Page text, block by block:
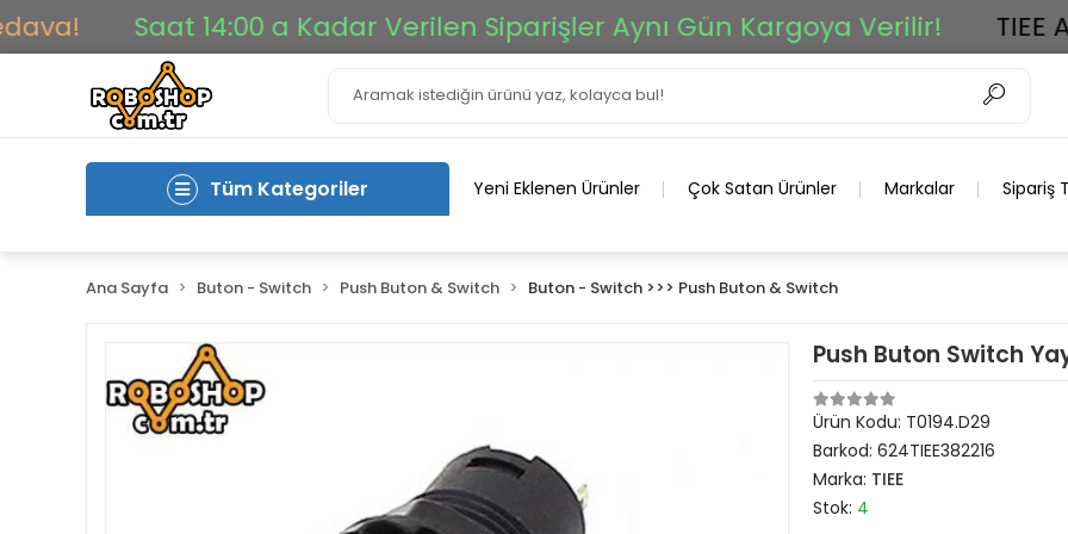
Saat 14:00 a Kadar Verilen Siparişler Aynı Gün Kargoya Verilir! TIEE Ar-
Tüm Kategoriler Yeni Eklenen Ürünler Çok Satan Ürünler Markalar Sipariş
Ana Sayfa Buton - Switch Push Buton & Switch Buton - Switch >>> Push Buton & Switch
Push Buton Switch
Ürün Kodu: T0194.D29
Barkod: 624TIEE382216
Marka: TIEE
Stok: 4